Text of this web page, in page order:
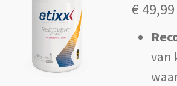
€ 49,99
van